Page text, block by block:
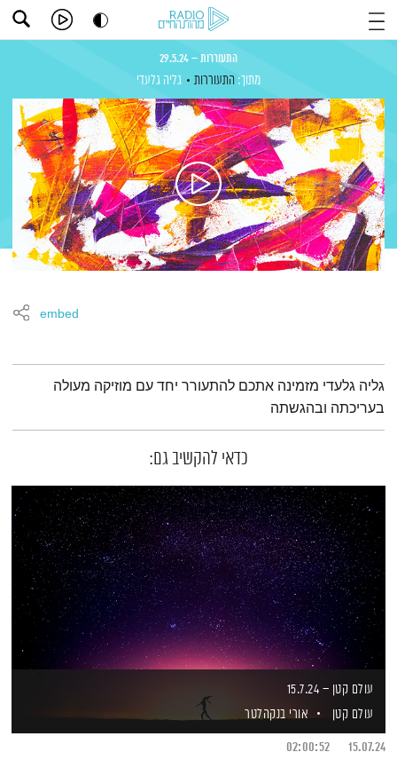
התעוררות – 29.5.24
מתוך: התעוררות גליה גלעדי
embed
תמצית הפודקאסט
גליה גלעדי מזמינה אתכם להתעורר יחד עם מוזיקה מעולה
בעריכתה ובהגשתה
כדאי להקשיב גם:
עולם קטן – 15.7.24
עולם קטן
אורי בנקהלטר
15.07.24
02:00:52